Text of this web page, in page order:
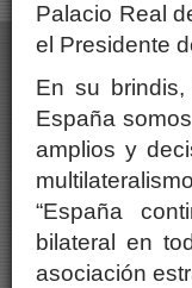
Palacio Real
el Presidente
En su
España
amplios y
“España
bilateral en
asociación